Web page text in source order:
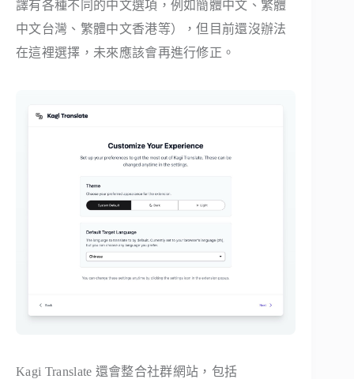
譯有各種不同的中文選項，例如簡體中文、繁體
中文台灣、繁體中文香港等），但目前還沒辦法
在這裡選擇，未來應該會再進行修正。
Kagi Translate 還會整合社群網站，包括